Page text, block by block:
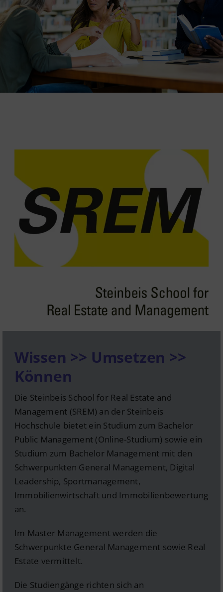
Barrierefreiheit
Wissen >> Umsetzen >>
Können
Die Steinbeis School for Real Estate and
Management (SREM) an der Steinbeis
Hochschule bietet ein Studium zum Bachelor
Public Management (Online-Studium) sowie ein
Studium zum Bachelor Management mit den
Schwerpunkten General Management, Digital
Leadership, Sportmanagement,
Immobilienwirtschaft und Immobilienbewertung
an.
Im Master Management werden die
Schwerpunkte General Management sowie Real
Estate vermittelt.
Die Studiengänge richten sich an